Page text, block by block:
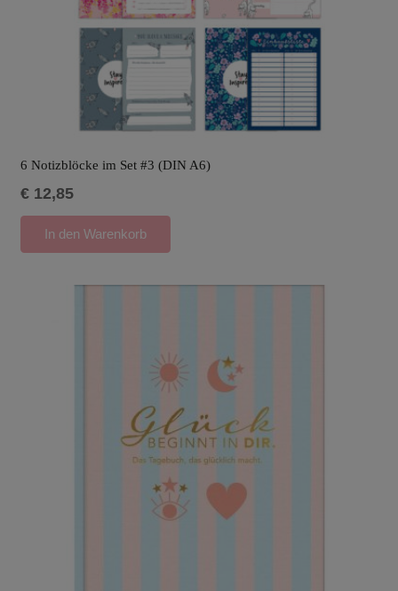
6 Notizblöcke im Set #3 (DIN A6)
€12,85
In den Warenkorb